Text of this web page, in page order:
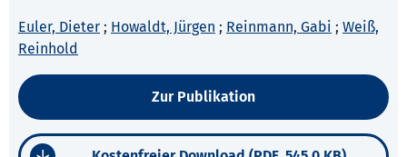
Euler, Dieter ; Howaldt, Jürgen ; Reinmann, Gabi ; Weiß,
Reinhold
Zur Publikation